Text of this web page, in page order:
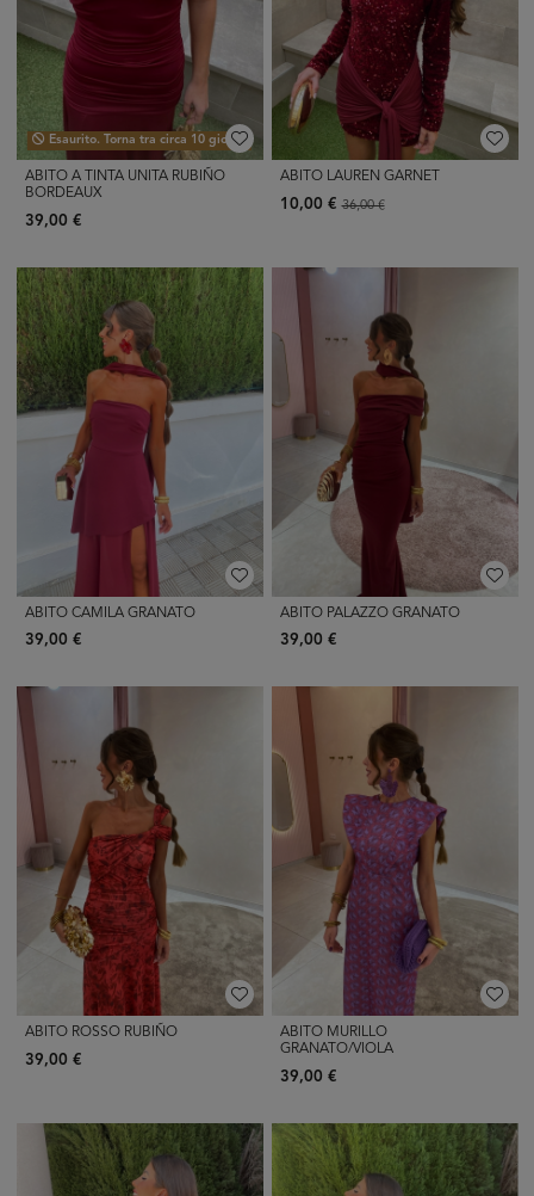
Esaurito. Torna tra circa 10 giorni.
ABITO A TINTA UNITA RUBIÑO
BORDEAUX
39,00 €
ABITO LAUREN GARNET
10,00 €36,00 €
ABITO CAMILA GRANATO
39,00 €
ABITO PALAZZO GRANATO
39,00 €
ABITO ROSSO RUBIÑO
39,00 €
ABITO MURILLO
GRANATO/VIOLA
39,00 €